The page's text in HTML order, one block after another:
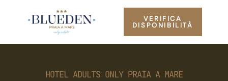
VERIFICA
DISPONIBILITÀ
HOTEL ADULTS ONLY PRAIA A MARE